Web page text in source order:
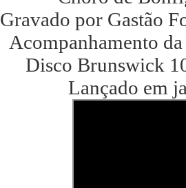
Gravado por Gastão
Acompanhamento
Disco Brunswick
Lançado em